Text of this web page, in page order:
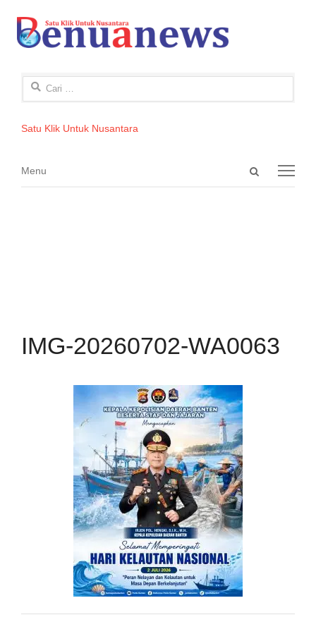
Cari
Satu Klik Untuk Nusantara
Open
Menu
Menu
IMG-20260702-WA0063